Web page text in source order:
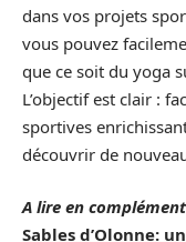
dans vos projets
vous pouvez
que ce soit du yoga
L’objectif est clair :
sportives
découvrir de
A lire en
Sables d’Olonne: